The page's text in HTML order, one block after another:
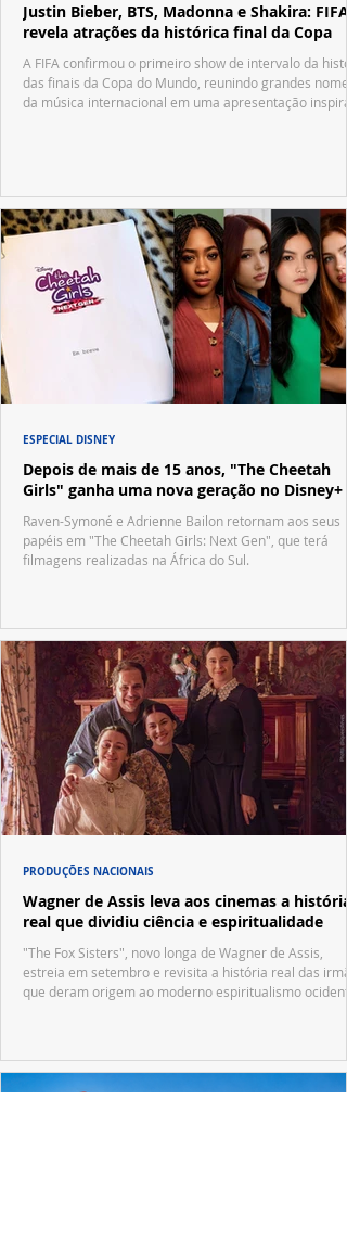
Justin Bieber, BTS, Madonna e Shakira: FIFA
revela atrações da histórica final da Copa
A FIFA confirmou o primeiro show de intervalo da
das finais da Copa do Mundo, reunindo grandes nomes
da música internacional em uma apresentação
Depois de mais de 15 anos, "The Cheetah
Girls" ganha uma nova geração no Disney+
Raven-Symoné e Adrienne Bailon retornam aos seus
papéis em "The Cheetah Girls: Next Gen", que terá
filmagens realizadas na África do Sul.
ESPECIAL DISNEY
Wagner de Assis leva aos cinemas a história
real que dividiu ciência e espiritualidade
"The Fox Sisters", novo longa de Wagner de Assis,
estreia em setembro e revisita a história real das
que deram origem ao moderno espiritualismo
PRODUÇÕES NACIONAIS